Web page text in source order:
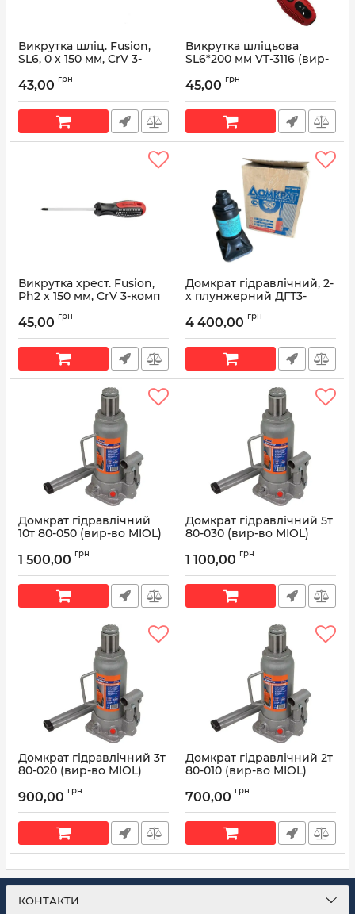
Викрутка шліц. Fusion,
SL6, 0 х 150 мм, CrV 3-
"anti slip"// MTX
Артикул: SL6, 0 х 150 мм, CrV
43,00 грн
Викрутка шліцьова
SL6*200 мм VT-3116 (вир-
Артикул: VT-3116
45,00 грн
Викрутка хрест. Fusion,
Ph2 х 150 мм, CrV 3-комп
45,00 грн
Домкрат гідравлічний, 2-
х плунжерний ДГТ3-
Артикул: ДГТ3-3913010
4 400,00 грн
Домкрат гідравлічний
10т 80-050 (вир-во MIOL)
1 500,00 грн
Домкрат гідравлічний 5т
80-030 (вир-во MIOL)
1 100,00 грн
Домкрат гідравлічний 3т
80-020 (вир-во MIOL)
900,00 грн
Домкрат гідравлічний 2т
80-010 (вир-во MIOL)
700,00 грн
КОНТАКТИ